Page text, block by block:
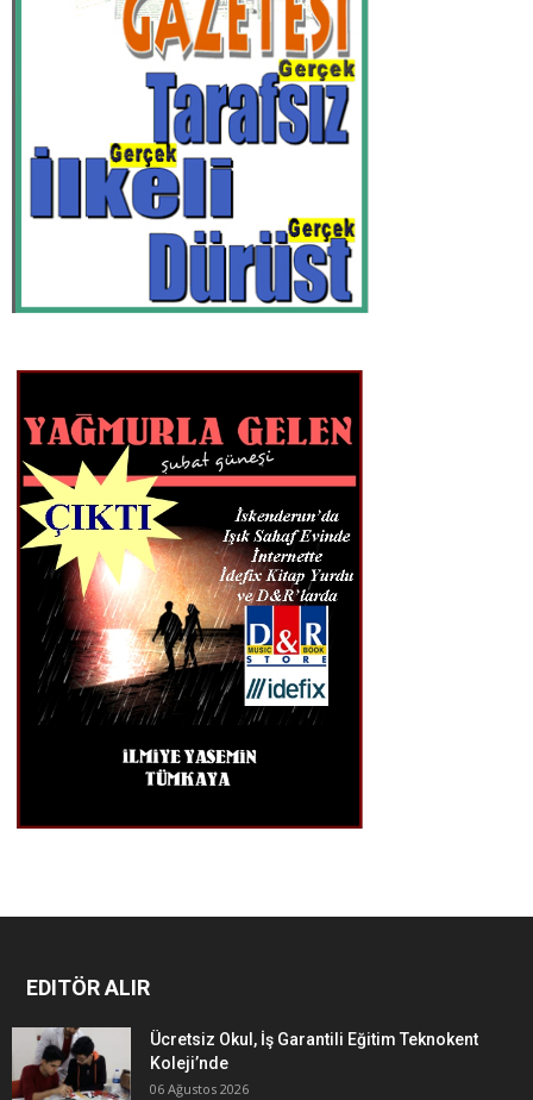
EDITÖR ALIR
Ücretsiz Okul, İş Garantili Eğitim Teknokent
Koleji’nde
06 Ağustos 2026